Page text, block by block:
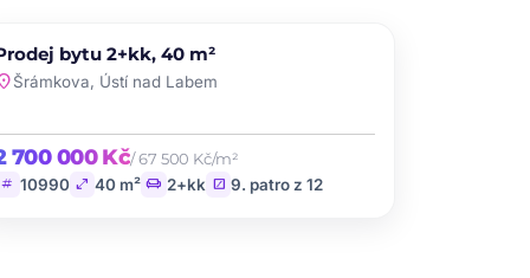
bytu 2+kk, 40 m²
Šrámkova, Ústí nad Labem
700 000 Kč/ 67 500 Kč/m²
10990 open_in_full 40 m² chair 2+kk stairs 9. patro z 12